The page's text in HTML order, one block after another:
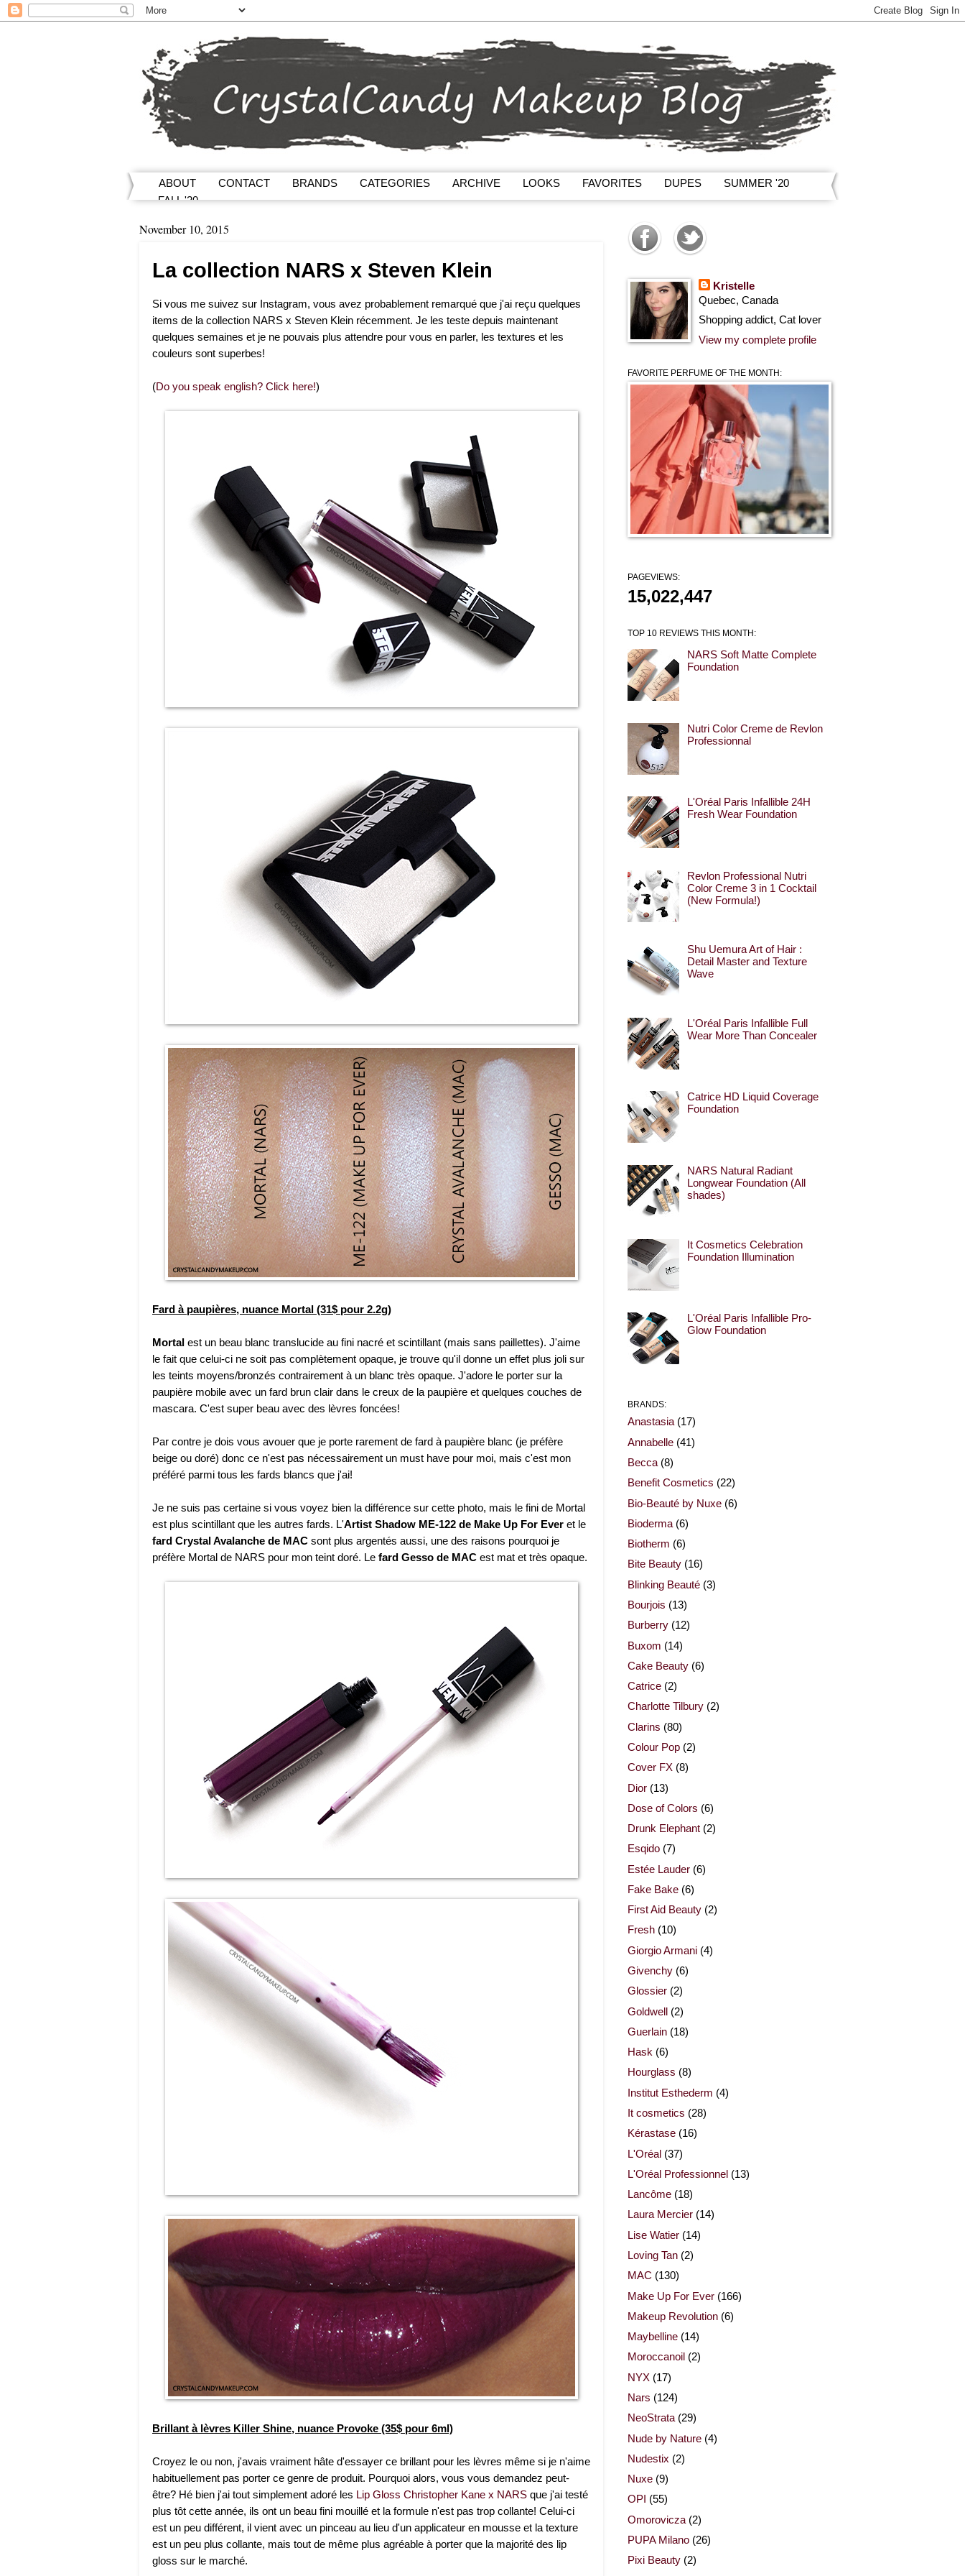
ABOUT CONTACT BRANDS CATEGORIES ARCHIVE LOOKS FAVORITES DUPES
SUMMER '20
FALL '20
November 10, 2015
La collection NARS x Steven Klein
Si vous me suivez sur Instagram, vous avez probablement remarqué que j'ai reçu quelques
items de la collection NARS x Steven Klein récemment. Je les teste depuis maintenant
quelques semaines et je ne pouvais plus attendre pour vous en parler, les textures et les
couleurs sont superbes!
(Do you speak english? Click here!)
Fard à paupières, nuance Mortal (31$ pour 2.2g)
Mortal est un beau blanc translucide au fini nacré et scintillant (mais sans paillettes). J'aime
le fait que celui-ci ne soit pas complètement opaque, je trouve qu'il donne un effet plus joli sur
les teints moyens/bronzés contrairement à un blanc très opaque. J'adore le porter sur la
paupière mobile avec un fard brun clair dans le creux de la paupière et quelques couches de
mascara. C'est super beau avec des lèvres foncées!
Par contre je dois vous avouer que je porte rarement de fard à paupière blanc (je préfère
beige ou doré) donc ce n'est pas nécessairement un must have pour moi, mais c'est mon
préféré parmi tous les fards blancs que j'ai!
Je ne suis pas certaine si vous voyez bien la différence sur cette photo, mais le fini de Mortal
est plus scintillant que les autres fards. L'Artist Shadow ME-122 de Make Up For Ever et le
fard Crystal Avalanche de MAC sont plus argentés aussi, une des raisons pourquoi je
préfère Mortal de NARS pour mon teint doré. Le fard Gesso de MAC est mat et très opaque.
Brillant à lèvres Killer Shine, nuance Provoke (35$ pour 6ml)
Croyez le ou non, j'avais vraiment hâte d'essayer ce brillant pour les lèvres même si je n'aime
habituellement pas porter ce genre de produit. Pourquoi alors, vous vous demandez peut-
être? Hé bien j'ai tout simplement adoré les Lip Gloss Christopher Kane x NARS que j'ai testé
plus tôt cette année, ils ont un beau fini mouillé et la formule n'est pas trop collante! Celui-ci
est un peu différent, il vient avec un pinceau au lieu d'un applicateur en mousse et la texture
est un peu plus collante, mais tout de même plus agréable à porter que la majorité des lip
gloss sur le marché.
Kristelle
Quebec, Canada
Shopping addict, Cat lover
View my complete profile
FAVORITE PERFUME OF THE MONTH:
PAGEVIEWS:
15,022,447
TOP 10 REVIEWS THIS MONTH:
NARS Soft Matte Complete
Foundation
Nutri Color Creme de Revlon
Professionnal
L'Oréal Paris Infallible 24H
Fresh Wear Foundation
Revlon Professional Nutri
Color Creme 3 in 1 Cocktail
(New Formula!)
Shu Uemura Art of Hair :
Detail Master and Texture
Wave
L'Oréal Paris Infallible Full
Wear More Than Concealer
Catrice HD Liquid Coverage
Foundation
NARS Natural Radiant
Longwear Foundation (All
shades)
It Cosmetics Celebration
Foundation Illumination
L'Oréal Paris Infallible Pro-
Glow Foundation
BRANDS:
Anastasia (17)
Annabelle (41)
Becca (8)
Benefit Cosmetics (22)
Bio-Beauté by Nuxe (6)
Bioderma (6)
Biotherm (6)
Bite Beauty (16)
Blinking Beauté (3)
Bourjois (13)
Burberry (12)
Buxom (14)
Cake Beauty (6)
Catrice (2)
Charlotte Tilbury (2)
Clarins (80)
Colour Pop (2)
Cover FX (8)
Dior (13)
Dose of Colors (6)
Drunk Elephant (2)
Esqido (7)
Estée Lauder (6)
Fake Bake (6)
First Aid Beauty (2)
Fresh (10)
Giorgio Armani (4)
Givenchy (6)
Glossier (2)
Goldwell (2)
Guerlain (18)
Hask (6)
Hourglass (8)
Institut Esthederm (4)
It cosmetics (28)
Kérastase (16)
L'Oréal (37)
L'Oréal Professionnel (13)
Lancôme (18)
Laura Mercier (14)
Lise Watier (14)
Loving Tan (2)
MAC (130)
Make Up For Ever (166)
Makeup Revolution (6)
Maybelline (14)
Moroccanoil (2)
NYX (17)
Nars (124)
NeoStrata (29)
Nude by Nature (4)
Nudestix (2)
Nuxe (9)
OPI (55)
Omorovicza (2)
PUPA Milano (26)
Pixi Beauty (2)